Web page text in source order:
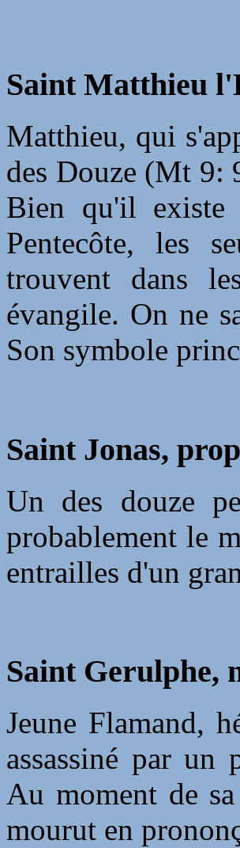
Saint Matthieu
Matthieu, qui
des Douze (Mt 9:
Bien qu'il existe
Pentecôte, les
trouvent dans
évangile. On ne
Son symbole
Saint Jonas,
Un des douze
probablement le
entrailles d'un
Saint Gerulphe,
Jeune Flamand,
assassiné par un
Au moment de
mourut en